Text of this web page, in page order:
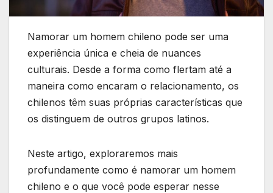
Namorar um homem chileno pode ser uma
experiência única e cheia de nuances
culturais. Desde a forma como flertam até a
maneira como encaram o relacionamento, os
chilenos têm suas próprias características que
os distinguem de outros grupos latinos.
Neste artigo, exploraremos mais
profundamente como é namorar um homem
chileno e o que você pode esperar nesse